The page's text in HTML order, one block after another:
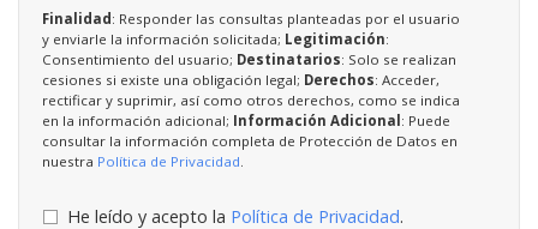
Finalidad: Responder las consultas planteadas por el usuario
y enviarle la información solicitada; Legitimación:
Consentimiento del usuario; Destinatarios: Solo se realizan
cesiones si existe una obligación legal; Derechos: Acceder,
rectificar y suprimir, así como otros derechos, como se indica
en la información adicional; Información Adicional: Puede
consultar la información completa de Protección de Datos en
nuestra Política de Privacidad
He leído y acepto la Política de Privacidad.